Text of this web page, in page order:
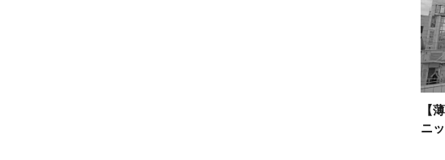
【
ニ